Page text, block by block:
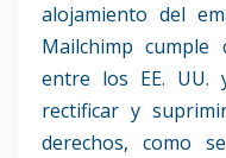
alojamiento del
Mailchimp cumple
entre los EE. UU.
rectificar y
derechos, como